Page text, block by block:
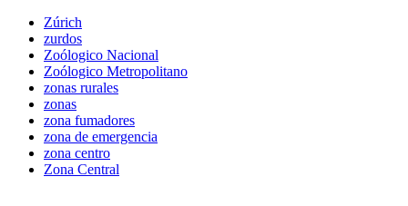
Zúrich
zurdos
Zoólogico Nacional
Zoólogico Metropolitano
zonas rurales
zonas
zona fumadores
zona de emergencia
zona centro
Zona Central